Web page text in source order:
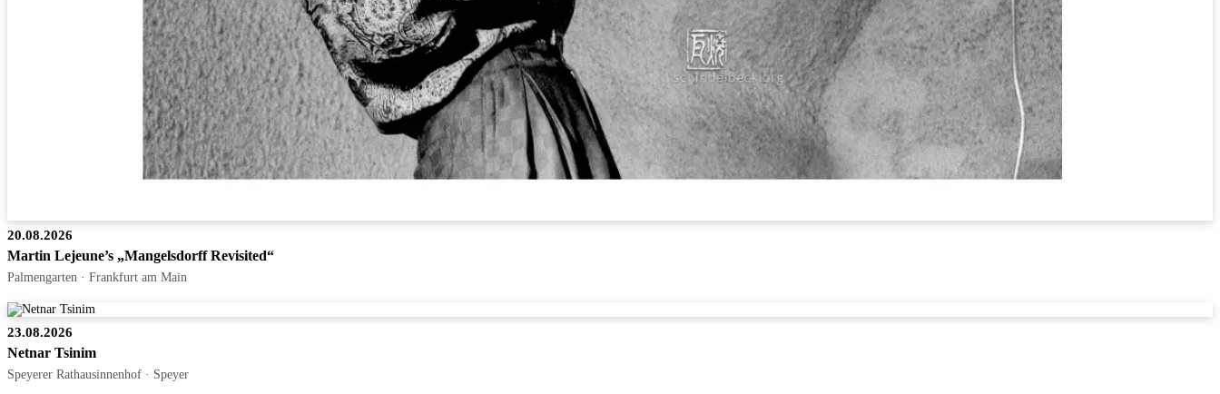
20.08.2026
Martin Lejeune’s „Mangelsdorff Revisited“
Palmengarten · Frankfurt am Main
23.08.2026
Netnar Tsinim
Speyerer Rathausinnenhof · Speyer